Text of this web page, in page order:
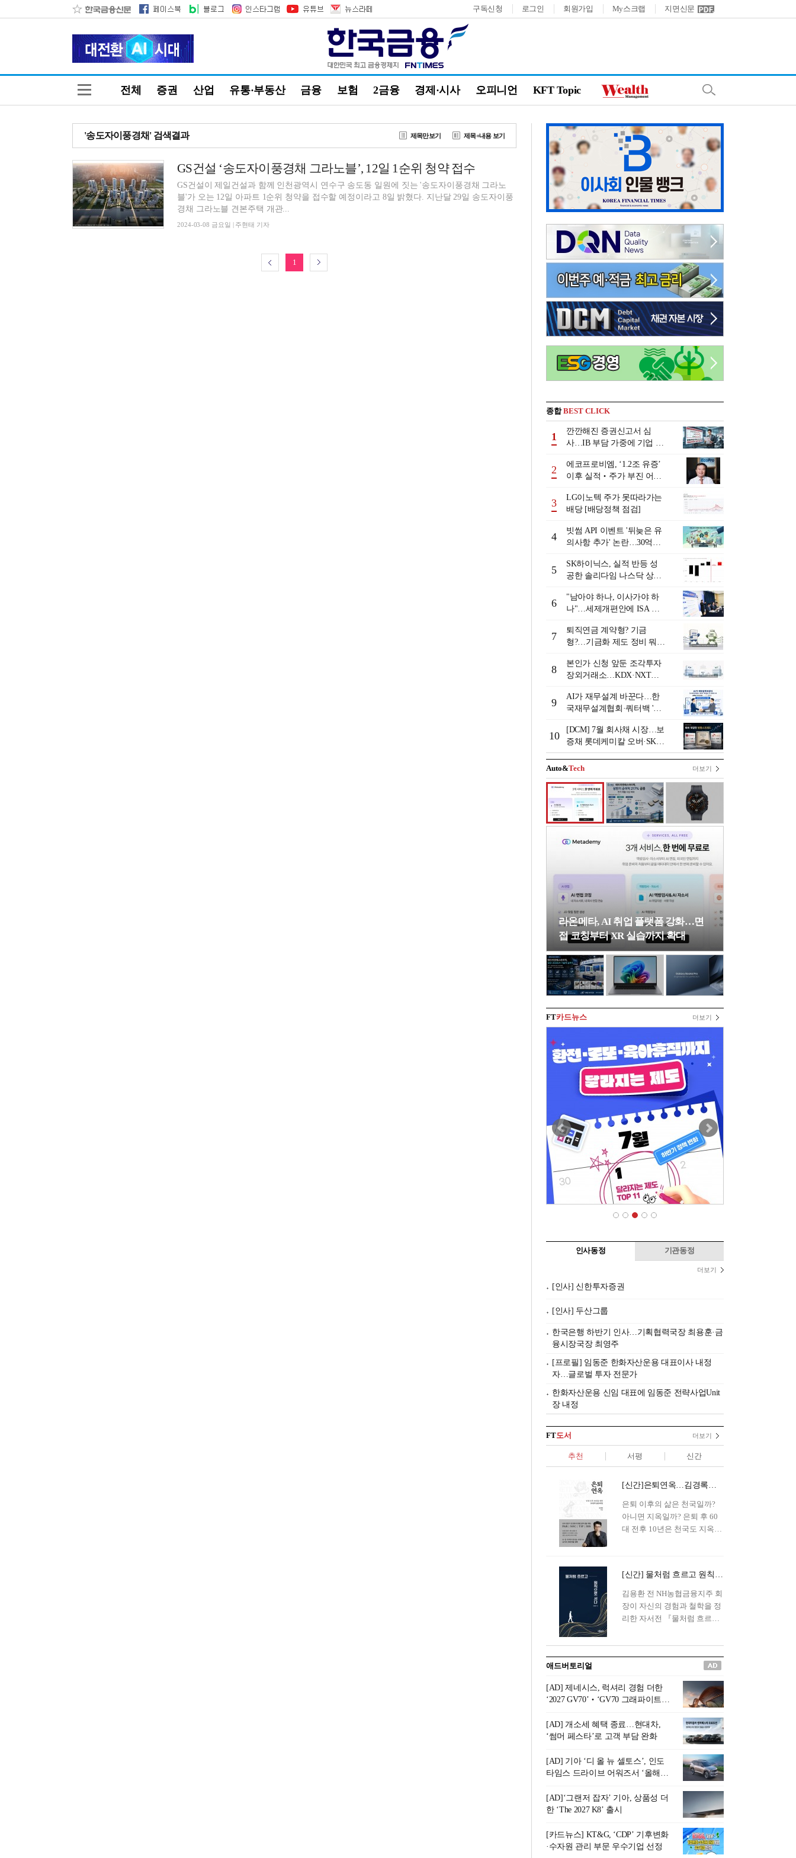
구독신청 로그인 회원가입 My스크랩 지면신문
전체 증권 산업 유통·부동산 금융 보험 2금융 경제·시사 오피니언 KFT Topic
'송도자이풍경채' 검색결과 제목만보기 제목+내용 보기
GS건설 ‘송도자이풍경채 그라노블’, 12일 1순위 청약 접수
GS건설이 제일건설과 함께 인천광역시 연수구 송도동 일원에 짓는 '송도자이풍경채 그라노
블'가 오는 12일 아파트 1순위 청약을 접수할 예정이라고 8일 밝혔다. 지난달 29일 송도자이풍
경채 그라노블 견본주택 개관...
2024-03-08 금요일 | 주현태 기자
1
종합BEST CLICK
1
깐깐해진 증권신고서 심
사…IB 부담 가중에 기업 자
2
에코프로비엠, ‘1.2조 유증’
이후 실적‧주가 부진 어쩌
3
LG이노텍 주가 못따라가는
배당 [배당정책 점검]
4
빗썸 API 이벤트 '뒤늦은 유
의사항 추가' 논란…30억원
발
5
SK하이닉스, 실적 반등 성
공한 솔리다임 나스닥 상장
6
"남아야 하나, 이사가야 하
나"…세제개편안에 ISA 투
7
퇴직연금 계약형? 기금
형?…기금화 제도 정비 뭐길
(상)]
8
본인가 신청 앞둔 조각투자
장외거래소…KDX·NXT컨
9
AI가 재무설계 바꾼다…한
국재무설계협회·쿼터백 '베
10
[DCM] 7월 회사채 시장…보
증채 롯데케미칼 오버·SK에
코플랜트 언더 [7월 리뷰①]
Auto&Tech 더보기
라온메타, AI 취업 플랫폼 강화…면
접 코칭부터 XR 실습까지 확대
FT카드뉴스 더보기
인사동정 기관동정
더보기
[인사] 신한투자증권
[인사] 두산그룹
한국은행 하반기 인사…기획협력국장 최용훈·금
융시장국장 최영주
[프로필] 임동준 한화자산운용 대표이사 내정
자…글로벌 투자 전문가
한화자산운용 신임 대표에 임동준 전략사업Unit
장 내정
FT도서 더보기
추천 서평 신간
[신간]은퇴연옥…김경록의 은퇴 후 삶의 나침반
은퇴 이후의 삶은 천국일까?
아니면 지옥일까? 은퇴 후 60
대 전후 10년은 천국도 지옥도
은퇴 설계를 가이드해 온 김경
록 옵투스자산운용의 고문이
신간 『은퇴연옥』을 내놓았
다.단테는 지옥을 '모든 희망을
록 고문은 새로운 시각을 제시
0년의 과도기는 지옥이 아니라
정화와 성장의 공간인 ‘은퇴연
옥(Purgatory)’이라는 것이다.
연옥은 고통스럽지만 끝이 있
으며, 준비를 통해 천국으로 나
아갈 수 있는 희망의 장소라고
말한
[신간] 물처럼 흐르고 원칙으로 서다…김용환의 통찰을 담다
김용환 전 NH농협금융지주 회
장이 자신의 경험과 철학을 정
리한 자서전 『물처럼 흐르고
통 관료 출신으로 한국 금융의
주요 변곡점마다 중요한 역할
을 하고 금융 경영인으로서 큰
족적을 남긴 김 전 회장이 후배
세대에게 전하는 삶의 조언을
담은 인생 노트다.『물처럼 흐
르고 원칙으로 서다』는 단순
한 자서전을 넘어, 실패를 두려
워하지 않는 용기와 자신에 대
한 믿음이 어떻게 삶을 풍요롭
게 만드는지를 보여주는 지혜
의 보고로 평가된다.김용환 전
회장은 “인생의 목표가 크더라
도 조급해하지 말고 작은 것부
터 하나 하나 성취해 나가
라”고 조언한다. 뼈아픈 실패
조차 성공의 뼈대가 된다는 긍
애드버토리얼
[AD] 제네시스, 럭셔리 경험 더한
‘2027 GV70’‧‘GV70 그래파이트’
[AD] 개소세 혜택 종료…현대차,
‘썸머 페스타’로 고객 부담 완화
[AD] 기아 ‘디 올 뉴 셀토스’, 인도
타임스 드라이브 어워즈서 ‘올해의
[AD]‘그랜저 잡자’ 기아, 상품성 더
한 ‘The 2027 K8’ 출시
[카드뉴스] KT&G, ‘CDP’ 기후변화
·수자원 관리 부문 우수기업 선정